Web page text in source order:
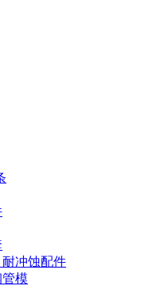
冲蚀配件
模